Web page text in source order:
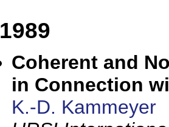
1989
Coherent and
in Connection
K.-D. Kammeyer